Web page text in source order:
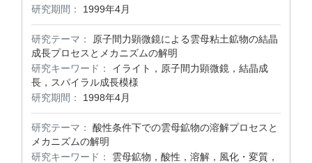
研究期間：
1999年4月
研究テーマ：
原子間力顕微鏡による雲母粘土鉱物の結晶
成長プロセスとメカニズムの解明
研究キーワード：
イライト，原子間力顕微鏡，結晶成
長，スパイラル成長模様
研究期間：
1998年4月
研究テーマ：
酸性条件下での雲母鉱物の溶解プロセスと
メカニズムの解明
研究キーワード：
雲母鉱物，酸性，溶解，風化・変質，